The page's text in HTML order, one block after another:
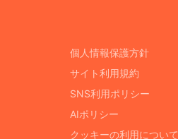
個人情報保護方針
サイト利用規約
SNS利用ポリシー
AIポリシー
クッキーの利用について